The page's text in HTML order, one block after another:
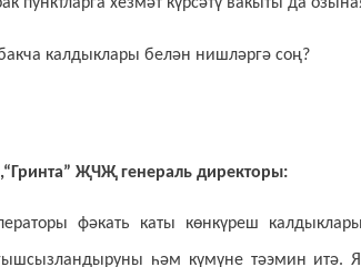
пунктларга хезмәт күрсәтү вакыты да
калдыклары белән нишләргә соң?
ҖЧҖ генераль директоры:
фәкать каты көнкүреш
һәм күмүне тәэмин итә.